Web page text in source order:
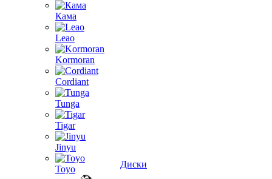
Кама
Leao
Kormoran
Cordiant
Tunga
Tigar
Jinyu
Toyo
Диски